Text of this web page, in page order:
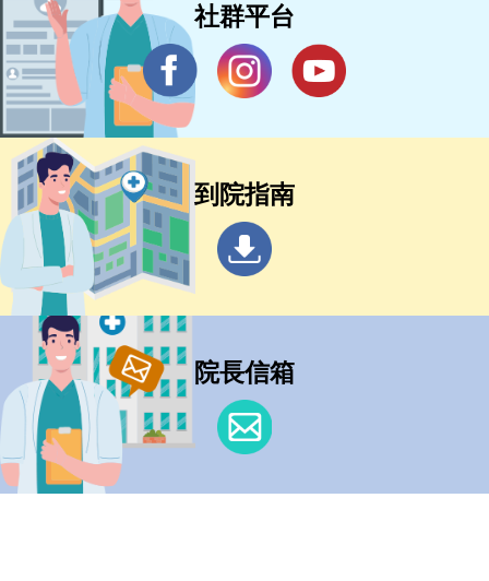
社群平台
到院指南
院長信箱